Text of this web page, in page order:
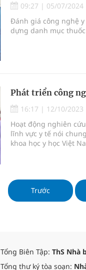
09:27 | 05/07/2024
Đánh giá công nghệ
dựng danh mục
Phát triển công
16:17 | 12/10/2023
Hoạt động nghiên
lĩnh vực y tế nói
khoa học y học Việt
Trước
Tổng Biên Tập: ThS Nhà
Tổng thư ký tòa soạn: